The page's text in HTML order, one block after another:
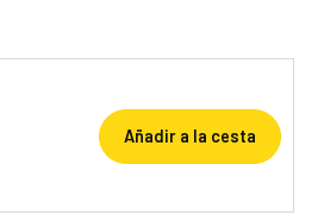
Añadir a la cesta